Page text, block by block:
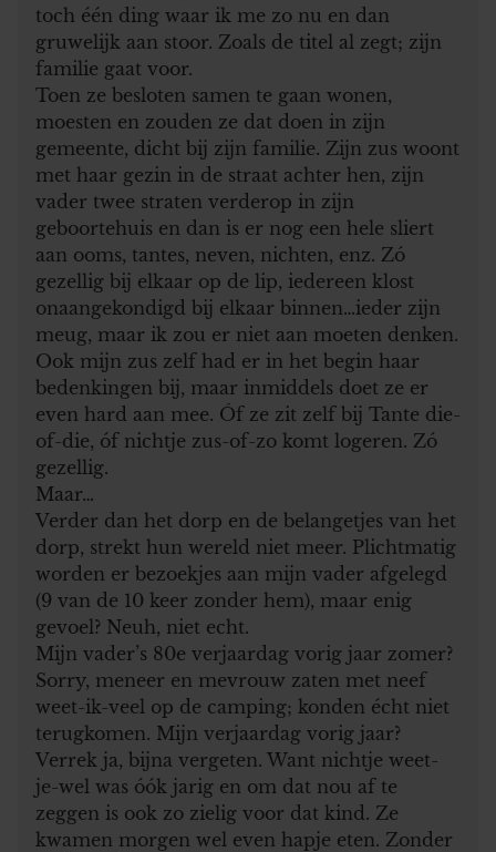
toch één ding waar ik me zo nu en dan
gruwelijk aan stoor. Zoals de titel al zegt; zijn
familie gaat voor.
Toen ze besloten samen te gaan wonen,
moesten en zouden ze dat doen in zijn
gemeente, dicht bij zijn familie. Zijn zus woont
met haar gezin in de straat achter hen, zijn
vader twee straten verderop in zijn
geboortehuis en dan is er nog een hele sliert
aan ooms, tantes, neven, nichten, enz. Zó
gezellig bij elkaar op de lip, iedereen klost
onaangekondigd bij elkaar binnen…ieder zijn
meug, maar ik zou er niet aan moeten denken.
Ook mijn zus zelf had er in het begin haar
bedenkingen bij, maar inmiddels doet ze er
even hard aan mee. Óf ze zit zelf bij Tante die-
of-die, óf nichtje zus-of-zo komt logeren. Zó
gezellig.
Maar…
Verder dan het dorp en de belangetjes van het
dorp, strekt hun wereld niet meer. Plichtmatig
worden er bezoekjes aan mijn vader afgelegd
(9 van de 10 keer zonder hem), maar enig
gevoel? Neuh, niet echt.
Mijn vader’s 80e verjaardag vorig jaar zomer?
Sorry, meneer en mevrouw zaten met neef
weet-ik-veel op de camping; konden écht niet
terugkomen. Mijn verjaardag vorig jaar?
Verrek ja, bijna vergeten. Want nichtje weet-
je-wel was óók jarig en om dat nou af te
zeggen is ook zo zielig voor dat kind. Ze
kwamen morgen wel even hapje eten. Zonder